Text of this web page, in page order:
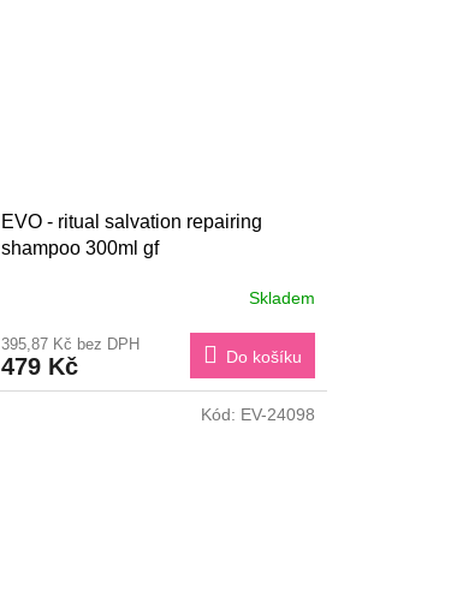
EVO - ritual salvation repairing
shampoo 300ml gf
Skladem
395,87 Kč bez DPH
479 Kč Do košíku
Kód: EV-24098